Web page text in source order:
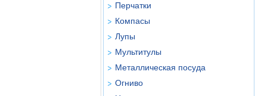
Перчатки
Компасы
Лупы
Мультитулы
Металлическая посуда
Огниво